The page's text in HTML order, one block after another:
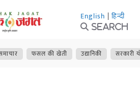
English | हिन्दी
Search
फसल की खेती उद्यानिकी सरकारी